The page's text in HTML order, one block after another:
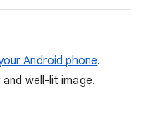
Android phone.
well-lit image.